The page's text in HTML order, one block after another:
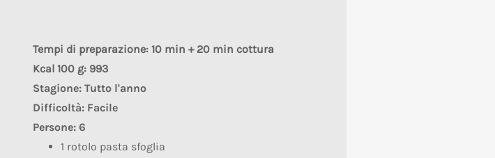
Tempi di preparazione: 10 min + 20 min cottura
Kcal 100 g: 993
Stagione: Tutto l'anno
Difficoltà: Facile
Persone: 6
1 rotolo pasta sfoglia